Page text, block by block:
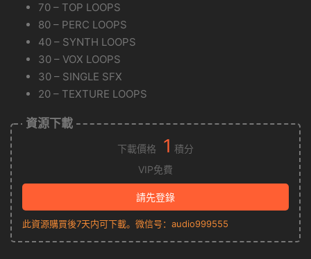
70 – TOP LOOPS
80 – PERC LOOPS
40 – SYNTH LOOPS
30 – VOX LOOPS
30 – SINGLE SFX
20 – TEXTURE LOOPS
資源下載
下載價格 1 積分
VIP免費
請先登錄
此資源購買後7天内可下載。微信号：audio999555